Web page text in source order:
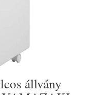
állvány